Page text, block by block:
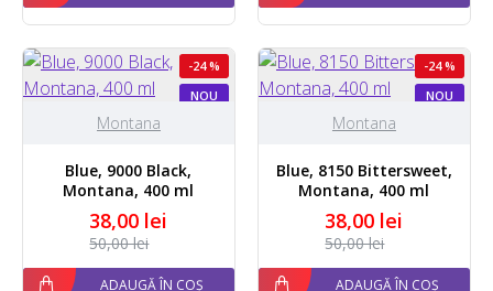
NOU
-24 %
Montana
Blue, 9000 Black,
Montana, 400 ml
38,00 lei
50,00 lei
ADAUGĂ ÎN COȘ
NOU
-24 %
Montana
Blue, 8150 Bittersweet,
Montana, 400 ml
38,00 lei
50,00 lei
ADAUGĂ ÎN COȘ